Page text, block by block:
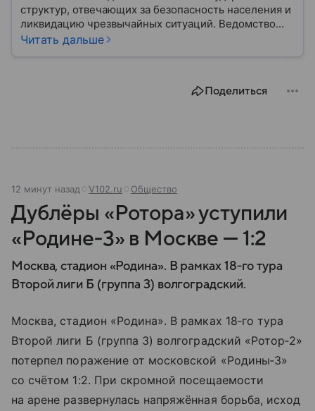
структур, отвечающих за безопасность населения и
ликвидацию чрезвычайных ситуаций. Ведомство
играет важную роль в защите граждан от
задачи выполняет и какую роль играет в
Читать дальше
Поделиться
12 минут назад V102.ru Общество
Дублёры «Ротора» уступили
«Родине‑3» в Москве — 1:2
Москва, стадион «Родина». В рамках 18‑го тура
Второй лиги Б (группа 3) волгоградский.
Москва, стадион «Родина». В рамках 18‑го тура
Второй лиги Б (группа 3) волгоградский «Ротор‑2»
потерпел поражение от московской «Родины‑3»
со счётом 1:2. При скромной посещаемости
на арене развернулась напряжённая борьба, исход